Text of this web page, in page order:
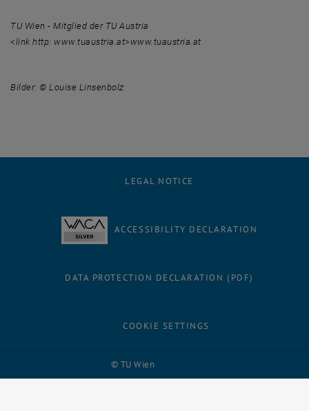
TU Wien - Mitglied der TU Austria
<link http: www.tuaustria.at>www.tuaustria.at
Bilder: © Louise Linsenbolz
© TU Wien
LEGAL NOTICE
ACCESSIBILITY DECLARATION
DATA PROTECTION DECLARATION (PDF)
COOKIE SETTINGS